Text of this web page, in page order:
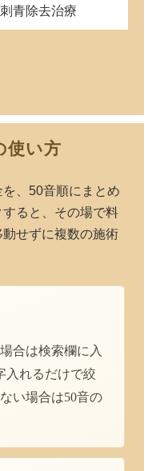
刺青除去治療
使い方
、50音順にまとめ
ると、その場で料
せずに複数の施術
合は検索欄に入
入れるだけで絞
い場合は50音の